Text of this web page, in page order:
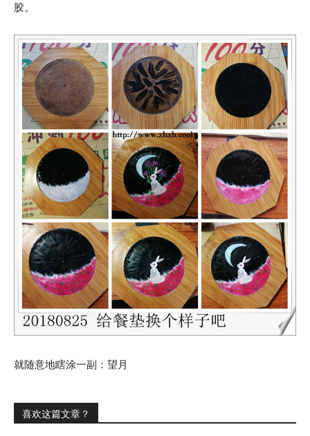
胶。
就随意地瞎涂一副：望月
喜欢这篇文章？